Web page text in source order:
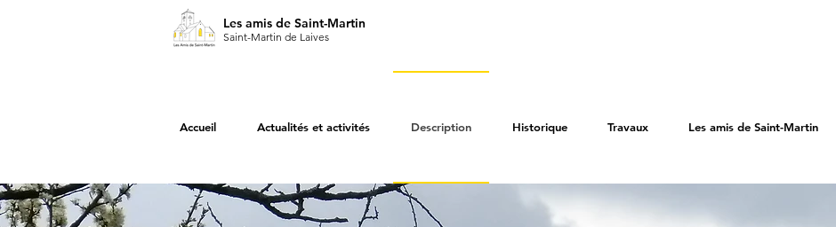
Les amis de Saint-Martin
Saint-Martin de Laives
Accueil Actualités et activités Description Historique Travaux Les amis de Saint-Martin